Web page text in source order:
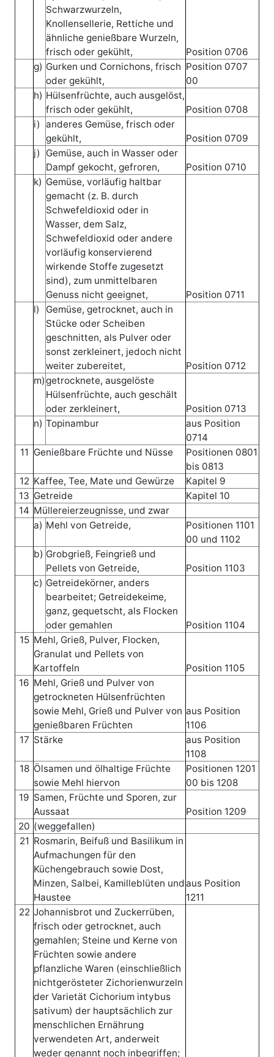
Schwarzwurzeln,
Knollensellerie, Rettiche und
ähnliche genießbare Wurzeln,
frisch oder gekühlt,
Position 0706
g) Gurken und Cornichons, frisch
oder gekühlt,
Position 0707
00
h) Hülsenfrüchte, auch ausgelöst,
frisch oder gekühlt,
Position 0708
i) anderes Gemüse, frisch oder
gekühlt,
Position 0709
j)
Gemüse, auch in Wasser oder
Dampf gekocht, gefroren,
Position 0710
k) Gemüse, vorläufig haltbar
gemacht (z. B. durch
Schwefeldioxid oder in
Wasser, dem Salz,
Schwefeldioxid oder andere
vorläufig konservierend
wirkende Stoffe zugesetzt
sind), zum unmittelbaren
Genuss nicht geeignet,
Position 0711
l)
Gemüse, getrocknet, auch in
Stücke oder Scheiben
geschnitten, als Pulver oder
sonst zerkleinert, jedoch nicht
weiter zubereitet,
Position 0712
m)getrocknete, ausgelöste
Hülsenfrüchte, auch geschält
oder zerkleinert,
Position 0713
n) Topinambur
aus Position
0714
11 Genießbare Früchte und Nüsse
Positionen 0801
bis 0813
12 Kaffee, Tee, Mate und Gewürze
Kapitel 9
13 Getreide
Kapitel 10
14 Müllereierzeugnisse, und zwar
a) Mehl von Getreide,
Positionen 1101
00 und 1102
b) Grobgrieß, Feingrieß und
Pellets von Getreide,
Position 1103
c) Getreidekörner, anders
bearbeitet; Getreidekeime,
ganz, gequetscht, als Flocken
oder gemahlen
Position 1104
15 Mehl, Grieß, Pulver, Flocken,
Granulat und Pellets von
Kartoffeln
Position 1105
16 Mehl, Grieß und Pulver von
getrockneten Hülsenfrüchten
sowie Mehl, Grieß und Pulver von
genießbaren Früchten
aus Position
1106
17 Stärke
aus Position
1108
18 Ölsamen und ölhaltige Früchte
sowie Mehl hiervon
Positionen 1201
00 bis 1208
19 Samen, Früchte und Sporen, zur
Aussaat
Position 1209
20 (weggefallen)
21 Rosmarin, Beifuß und Basilikum in
Aufmachungen für den
Küchengebrauch sowie Dost,
Minzen, Salbei, Kamilleblüten und
Haustee
aus Position
1211
22 Johannisbrot und Zuckerrüben,
frisch oder getrocknet, auch
gemahlen; Steine und Kerne von
Früchten sowie andere
pflanzliche Waren (einschließlich
nichtgerösteter Zichorienwurzeln
der Varietät Cichorium intybus
sativum) der hauptsächlich zur
menschlichen Ernährung
verwendeten Art, anderweit
weder genannt noch inbegriffen;